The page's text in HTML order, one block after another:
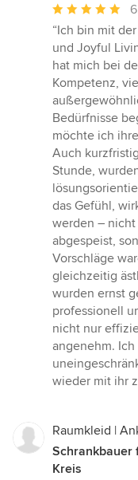
Bewertung:
5
von
5
Sternen
“Ich bin mit
und Joyful
hat mich bei
Kompetenz,
Bedürfnisse
möchte ich
Auch
Stunde,
das Gefühl,
werden –
abgespeist,
Vorschläge
gleichzeitig
wurden ernst
professionell
nicht nur
angenehm.
wieder mit ihr
Raumkleid |
Schrankbauer
Kreis